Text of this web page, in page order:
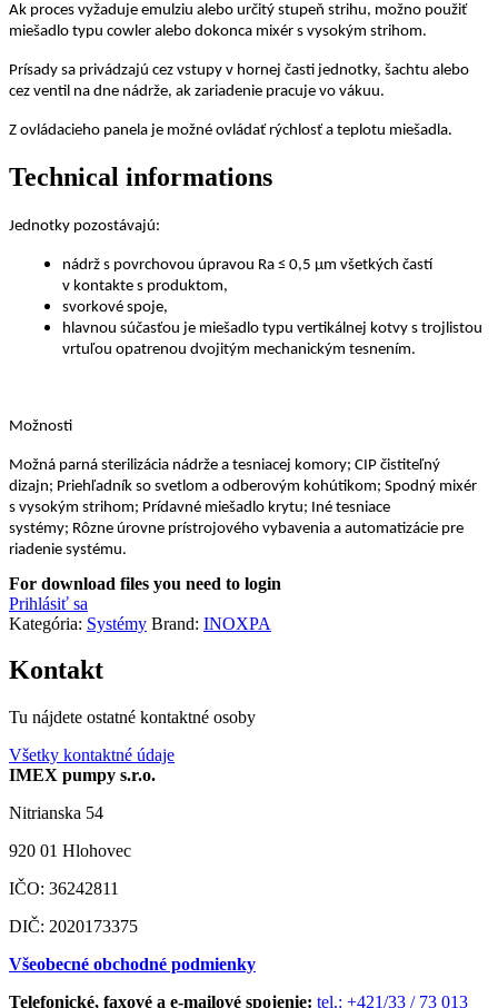
Ak proces vyžaduje emulziu alebo určitý stupeň strihu, možno použiť
miešadlo typu cowler alebo dokonca mixér s vysokým strihom.
Prísady sa privádzajú cez vstupy v hornej časti jednotky, šachtu alebo
cez ventil na dne nádrže, ak zariadenie pracuje vo vákuu.
Z ovládacieho panela je možné ovládať rýchlosť a teplotu miešadla.
Technical informations
Jednotky pozostávajú:
nádrž s povrchovou úpravou Ra ≤ 0,5 μm všetkých častí
v kontakte s produktom,
svorkové spoje,
hlavnou súčasťou je miešadlo typu vertikálnej kotvy s trojlistou
vrtuľou opatrenou dvojitým mechanickým tesnením.
Možnosti
Možná parná sterilizácia nádrže a tesniacej komory; CIP čistiteľný
dizajn; Priehľadník so svetlom a odberovým kohútikom; Spodný mixér
s vysokým strihom; Prídavné miešadlo krytu; Iné tesniace
systémy; Rôzne úrovne prístrojového vybavenia a automatizácie pre
riadenie systému.
For download files you need to login
Prihlásiť sa
Kategória: Systémy Brand: INOXPA
Kontakt
Tu nájdete ostatné kontaktné osoby
Všetky kontaktné údaje
IMEX pumpy s.r.o.
Nitrianska 54
920 01 Hlohovec
IČO: 36242811
DIČ: 2020173375
Všeobecné obchodné podmienky
Telefonické, faxové a e-mailové spojenie: tel.: +421/33 / 73 013